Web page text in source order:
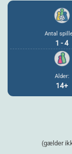
Antal
1 - 4
Alder:
14+
(gælder